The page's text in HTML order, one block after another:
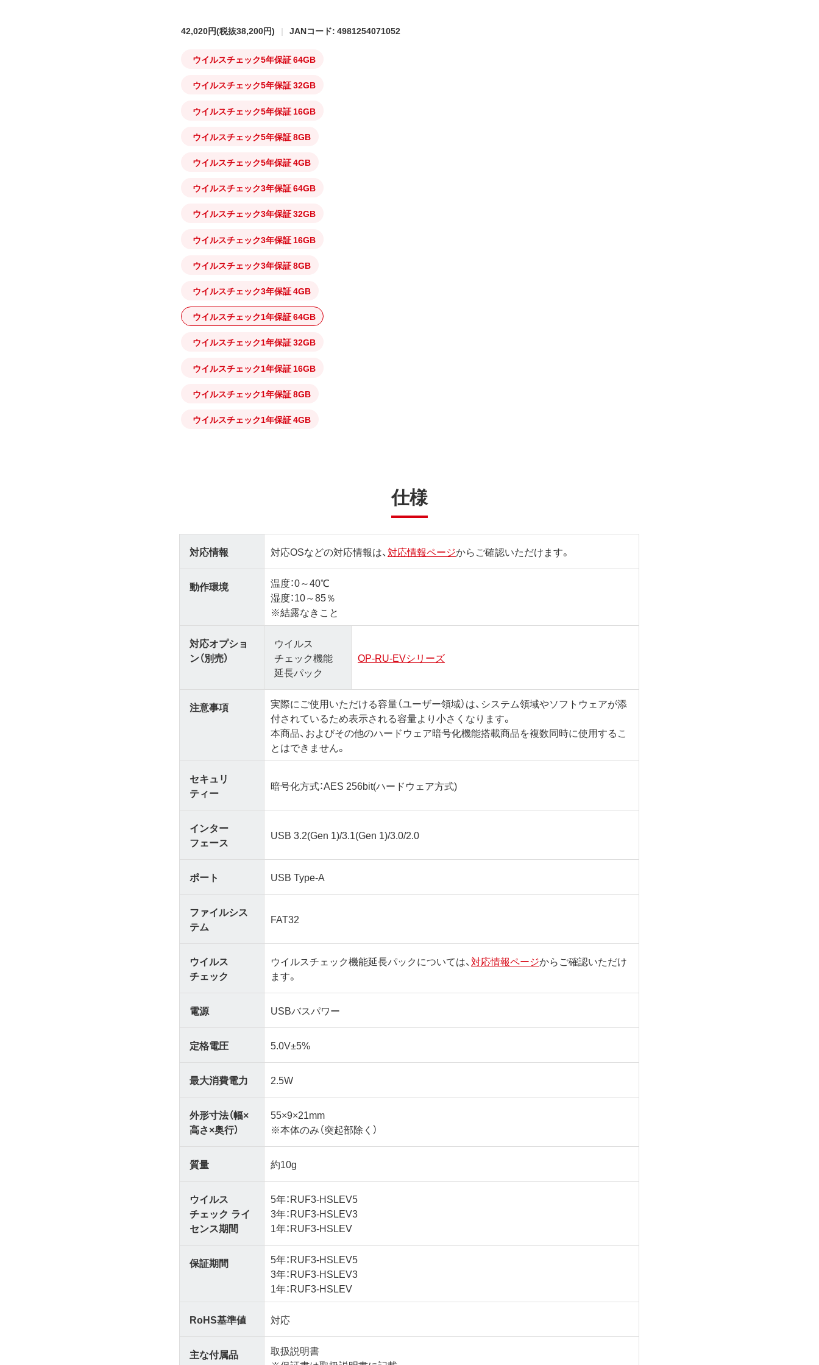
42,020円(税抜38,200円) JANコード: 4981254071052
ウイルスチェック5年保証 64GB
ウイルスチェック5年保証 32GB
ウイルスチェック5年保証 16GB
ウイルスチェック5年保証 8GB
ウイルスチェック5年保証 4GB
ウイルスチェック3年保証 64GB
ウイルスチェック3年保証 32GB
ウイルスチェック3年保証 16GB
ウイルスチェック3年保証 8GB
ウイルスチェック3年保証 4GB
ウイルスチェック1年保証 64GB
ウイルスチェック1年保証 32GB
ウイルスチェック1年保証 16GB
ウイルスチェック1年保証 8GB
ウイルスチェック1年保証 4GB
仕様
対応情報 対応OSなどの対応情報は、対応情報ページからご確認いただけます。
動作環境
温度：0～40℃
湿度：10～85％
※結露なきこと
対応オプショ
ン（別売）
ウイルス
チェック機能
延長パック
OP-RU-EVシリーズ
注意事項
実際にご使用いただける容量（ユーザー領域）は、システム領域やソフトウェアが添
付されているため表示される容量より小さくなります。
本商品、およびその他のハードウェア暗号化機能搭載商品を複数同時に使用するこ
とはできません。
セキュリ
ティー
暗号化方式：AES 256bit(ハードウェア方式)
インター
フェース
USB 3.2(Gen 1)/3.1(Gen 1)/3.0/2.0
ポート USB Type-A
ファイルシス
テム
FAT32
ウイルス
チェック
ウイルスチェック機能延長パックについては、対応情報ページからご確認いただけ
ます。
電源 USBバスパワー
定格電圧 5.0V±5%
最大消費電力 2.5W
外形寸法（幅×
高さ×奥行）
55×9×21mm
※本体のみ（突起部除く）
質量 約10g
ウイルス
チェック ライ
センス期間
5年：RUF3-HSLEV5
3年：RUF3-HSLEV3
1年：RUF3-HSLEV
保証期間
5年：RUF3-HSLEV5
3年：RUF3-HSLEV3
1年：RUF3-HSLEV
RoHS基準値 対応
主な付属品
取扱説明書